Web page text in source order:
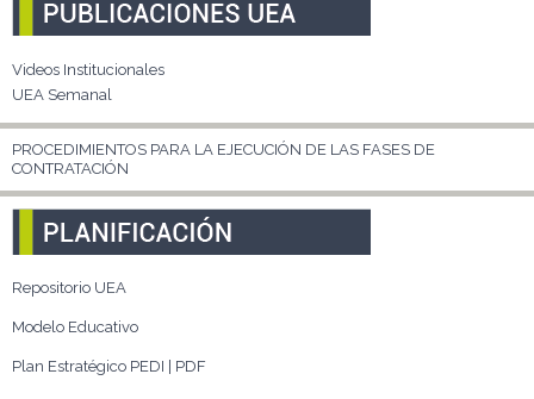
Videos Institucionales
UEA Semanal
PROCEDIMIENTOS PARA LA EJECUCIÓN DE LAS FASES DE
CONTRATACIÓN
Repositorio UEA
Modelo Educativo
Plan Estratégico PEDI | PDF